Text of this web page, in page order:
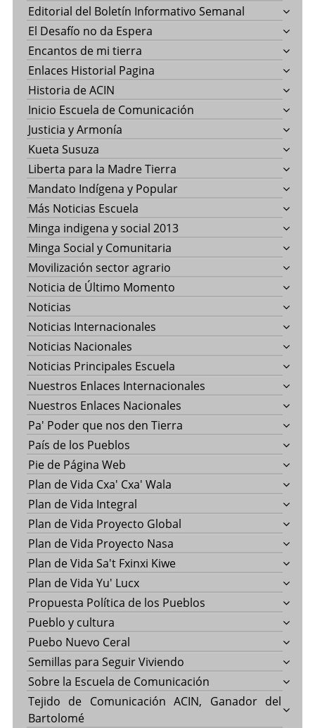
Editorial del Boletín Informativo Semanal
El Desafío no da Espera
Encantos de mi tierra
Enlaces Historial Pagina
Historia de ACIN
Inicio Escuela de Comunicación
Justicia y Armonía
Kueta Susuza
Liberta para la Madre Tierra
Mandato Indígena y Popular
Más Noticias Escuela
Minga indigena y social 2013
Minga Social y Comunitaria
Movilización sector agrario
Noticia de Último Momento
Noticias
Noticias Internacionales
Noticias Nacionales
Noticias Principales Escuela
Nuestros Enlaces Internacionales
Nuestros Enlaces Nacionales
Pa' Poder que nos den Tierra
País de los Pueblos
Pie de Página Web
Plan de Vida Cxa' Cxa' Wala
Plan de Vida Integral
Plan de Vida Proyecto Global
Plan de Vida Proyecto Nasa
Plan de Vida Sa't Fxinxi Kiwe
Plan de Vida Yu' Lucx
Propuesta Política de los Pueblos
Pueblo y cultura
Puebo Nuevo Ceral
Semillas para Seguir Viviendo
Sobre la Escuela de Comunicación
Tejido de Comunicación ACIN, Ganador del
Bartolomé